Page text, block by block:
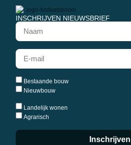
INSCHRIJVEN NIEUWSBRIEF
Bestaande bouw
Nieuwbouw
Landelijk wonen
Agrarisch
Inschrijven